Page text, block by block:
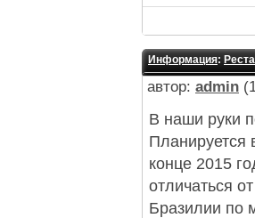
Информация:
автор: admin
В наши руки
Планируется
конце 2015
отличаться
Бразилии по